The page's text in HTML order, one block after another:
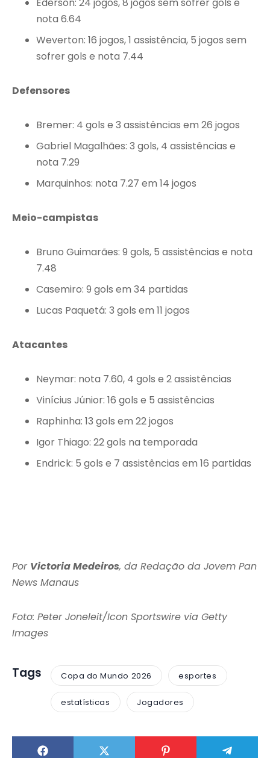
Ederson: 24 jogos, 8 jogos sem sofrer gols e
nota 6.64
Weverton: 16 jogos, 1 assistência, 5 jogos sem
sofrer gols e nota 7.44
Defensores
Bremer: 4 gols e 3 assistências em 26 jogos
Gabriel Magalhães: 3 gols, 4 assistências e
nota 7.29
Marquinhos: nota 7.27 em 14 jogos
Meio-campistas
Bruno Guimarães: 9 gols, 5 assistências e nota
7.48
Casemiro: 9 gols em 34 partidas
Lucas Paquetá: 3 gols em 11 jogos
Atacantes
Neymar: nota 7.60, 4 gols e 2 assistências
Vinícius Júnior: 16 gols e 5 assistências
Raphinha: 13 gols em 22 jogos
Igor Thiago: 22 gols na temporada
Endrick: 5 gols e 7 assistências em 16 partidas
Por Victoria Medeiros, da Redação da Jovem Pan
News Manaus
Foto: Peter Joneleit/Icon Sportswire via Getty
Images
Tags Copa do Mundo 2026 esportes
estatísticas Jogadores